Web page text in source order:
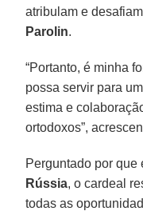
atribulam e
Parolin.
“Portanto, é minha
possa servir para
estima e
ortodoxos”,
Perguntado por que
Rússia, o cardeal
todas as